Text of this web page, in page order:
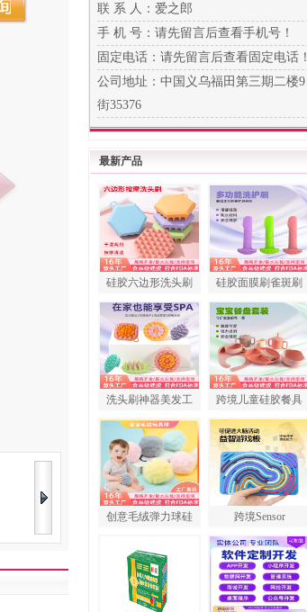
联 系 人：爱之郎
手 机 号： 请先留言后查看手机号！
固定电话： 请先留言后查看固定电话！
公司地址：中国义乌福田第三期二楼9
街35376
最新产品
硅胶六边形洗头刷 硅胶面膜刷雀斑刷
洗头刷神器美发工 跨境儿童硅胶餐具
创意毛绒弹力球硅 跨境Sensor